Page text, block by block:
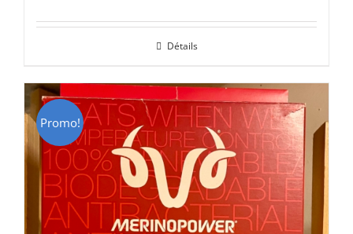
initial
CHF 85.00.
actuel
CHF 59.00.
Détails
Promo!